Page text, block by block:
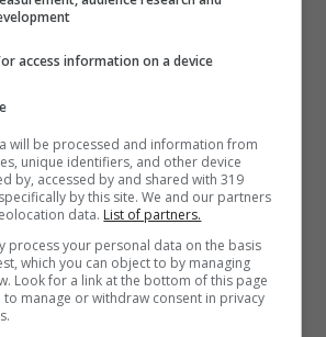
31 Agosto 2021
come calcolare i
aumenti
fiscale,
al modulo da
access information on a device
will be processed and information from
unique identifiers, and other device
by, accessed by and shared with 319
by this site. We and our partners
data. List of partners.
process your personal data on the basis
which you can object to by managing
Look for a link at the bottom of this page
to manage or withdraw consent in privacy